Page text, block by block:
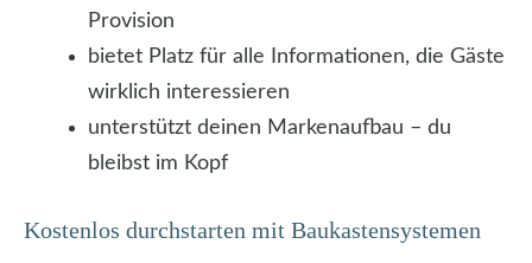
Provision
bietet Platz für alle Informationen, die Gäste
wirklich interessieren
unterstützt deinen Markenaufbau – du
bleibst im Kopf
Kostenlos durchstarten mit Baukastensystemen